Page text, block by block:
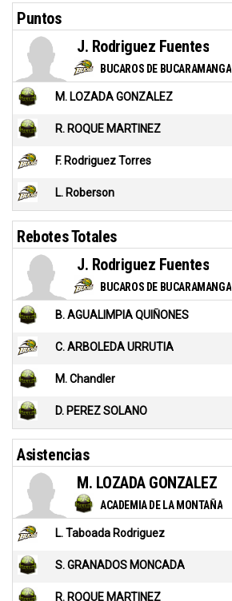
Puntos
BUCAROS DE BUCARAMANGA
J. Rodriguez Fuentes
M. LOZADA GONZALEZ
R. ROQUE MARTINEZ
F. Rodriguez Torres
L. Roberson
Rebotes Totales
BUCAROS DE BUCARAMANGA
J. Rodriguez Fuentes
B. AGUALIMPIA QUIÑONES
C. ARBOLEDA URRUTIA
M. Chandler
D. PEREZ SOLANO
Asistencias
ACADEMIA DE LA MONTAÑA
M. LOZADA GONZALEZ
L. Taboada Rodriguez
S. GRANADOS MONCADA
R. ROQUE MARTINEZ